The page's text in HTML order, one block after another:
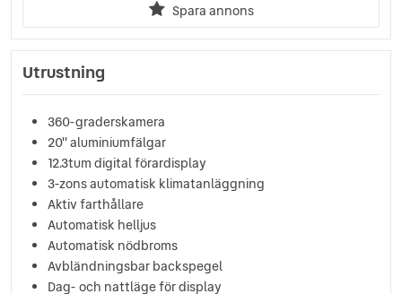
Spara annons
Utrustning
360-graderskamera
20'' aluminiumfälgar
12.3tum digital förardisplay
3-zons automatisk klimatanläggning
Aktiv farthållare
Automatisk helljus
Automatisk nödbroms
Avbländningsbar backspegel
Dag- och nattläge för display